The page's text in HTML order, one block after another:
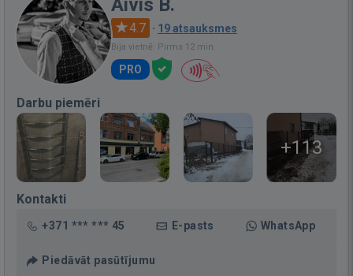
4.7 · 19 atsauksmes
Bija vietnē: Pirms 12 min.
PRO
Darbu piemēri
+113
Kontakti
+371 *** *** 45 E-pasts WhatsApp
Piedāvāt pasūtījumu